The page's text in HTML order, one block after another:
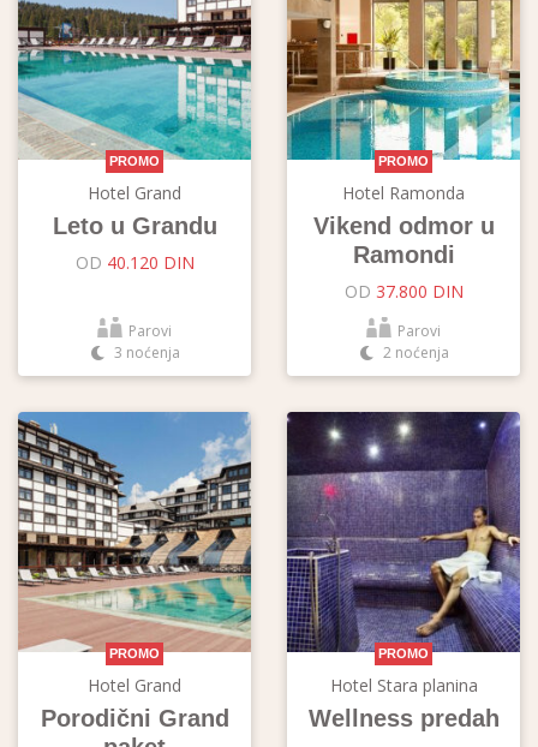
PROMO
Hotel Grand
Leto u Grandu
OD 40.120 DIN
Parovi
3 noćenja
PROMO
Hotel Ramonda
Vikend odmor u
Ramondi
OD 37.800 DIN
Parovi
2 noćenja
PROMO
Hotel Grand
Porodični Grand
PROMO
Hotel Stara planina
Wellness predah